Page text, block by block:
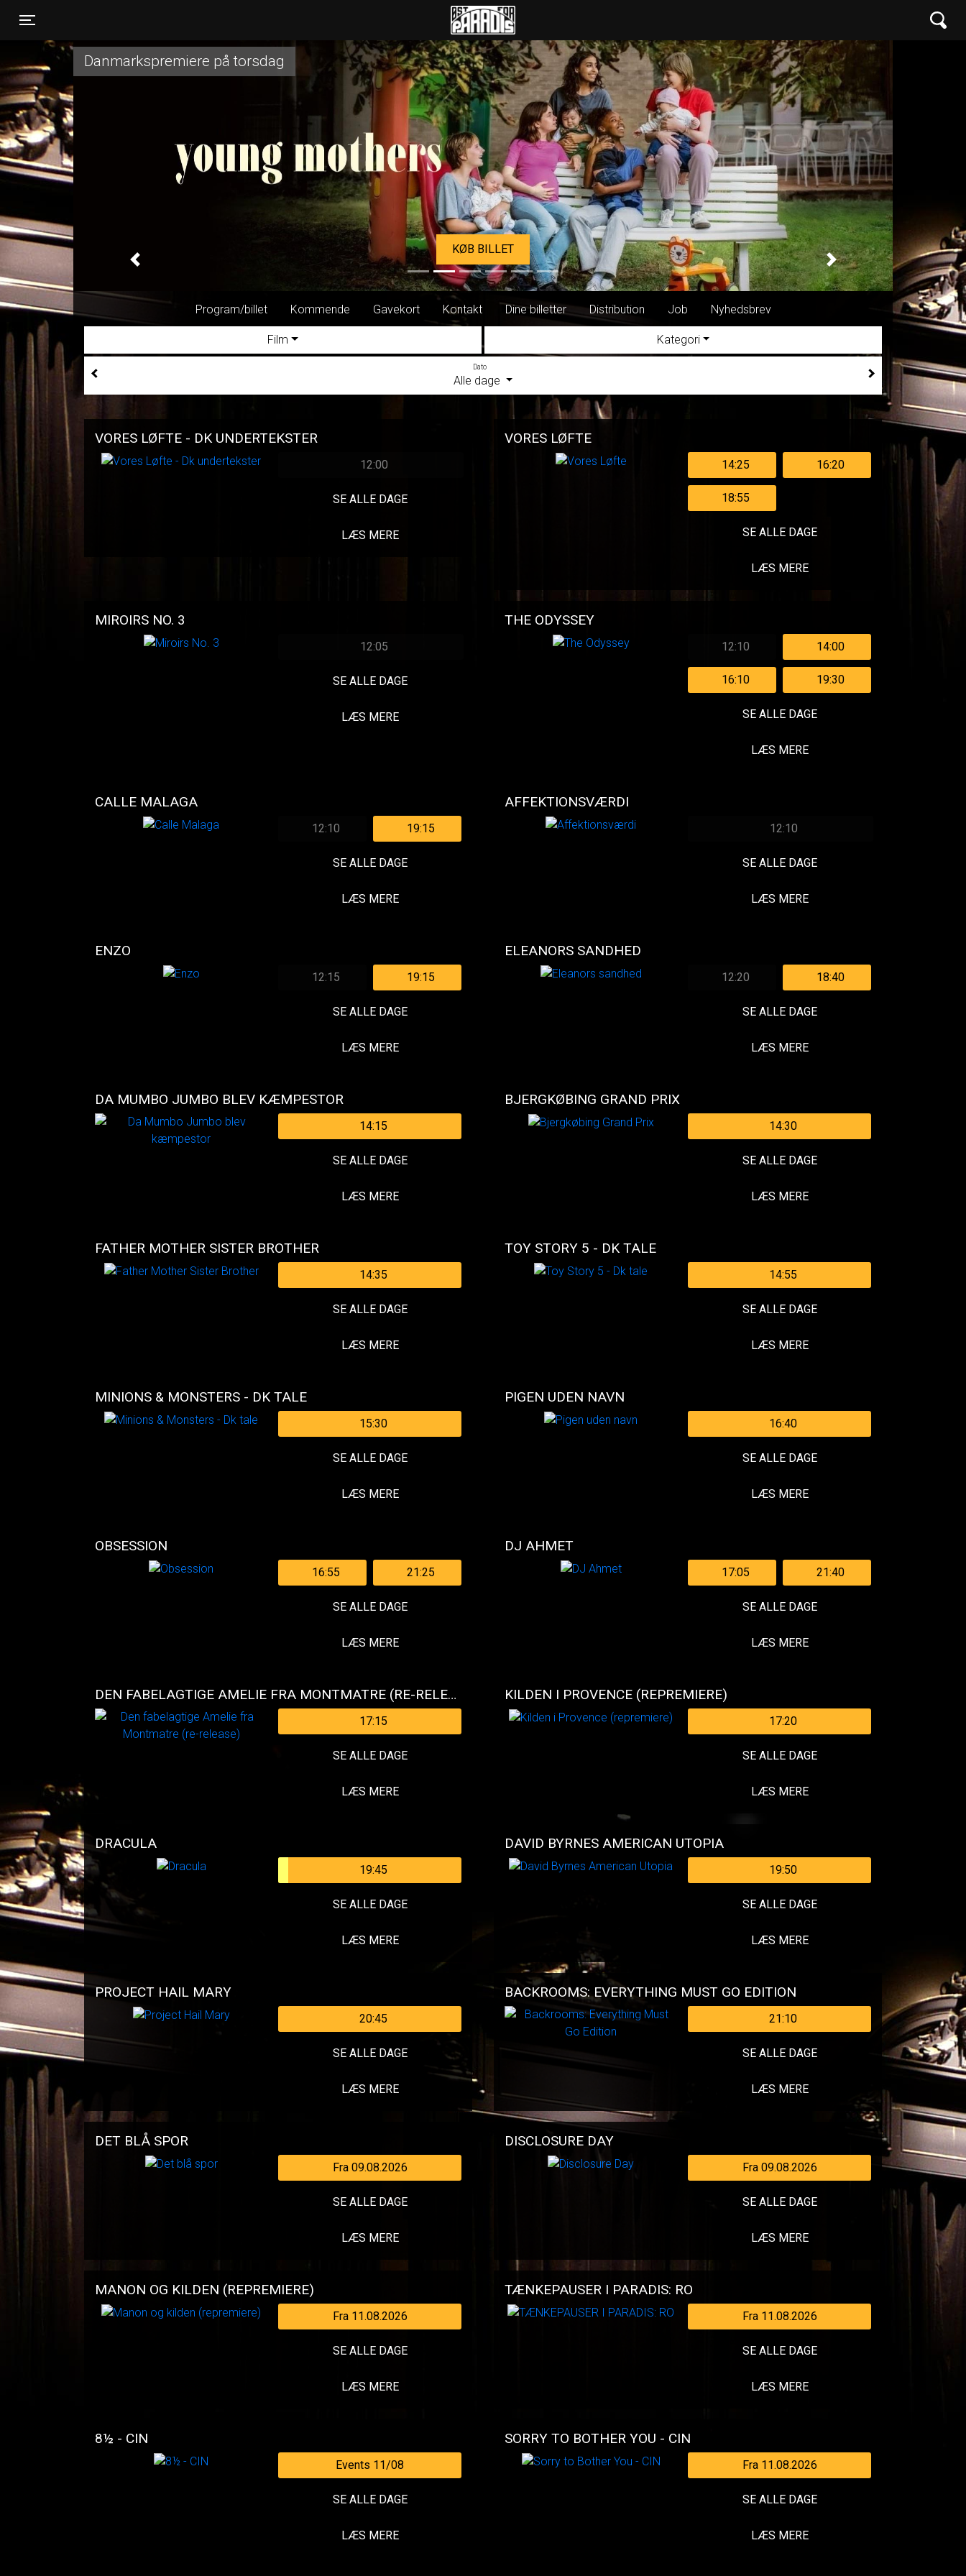
Øst for Paradis
Danmarkspremiere på torsdag
KØB BILLET
Previous
Next
Program/billet Kommende Gavekort Kontakt Dine billetter Distribution Job Nyhedsbrev
Film Kategori
Dato
Alle dage
VORES LØFTE - DK UNDERTEKSTER
12:00
SE ALLE DAGE
LÆS MERE
VORES LØFTE
14:25 16:20
18:55
SE ALLE DAGE
LÆS MERE
MIROIRS NO. 3
12:05
SE ALLE DAGE
LÆS MERE
THE ODYSSEY
12:10 14:00
16:10 19:30
SE ALLE DAGE
LÆS MERE
CALLE MALAGA
12:10 19:15
SE ALLE DAGE
LÆS MERE
AFFEKTIONSVÆRDI
12:10
SE ALLE DAGE
LÆS MERE
ENZO
12:15 19:15
SE ALLE DAGE
LÆS MERE
ELEANORS SANDHED
12:20 18:40
SE ALLE DAGE
LÆS MERE
DA MUMBO JUMBO BLEV KÆMPESTOR
14:15
SE ALLE DAGE
LÆS MERE
BJERGKØBING GRAND PRIX
14:30
SE ALLE DAGE
LÆS MERE
FATHER MOTHER SISTER BROTHER
14:35
SE ALLE DAGE
LÆS MERE
TOY STORY 5 - DK TALE
14:55
SE ALLE DAGE
LÆS MERE
MINIONS & MONSTERS - DK TALE
15:30
SE ALLE DAGE
LÆS MERE
PIGEN UDEN NAVN
16:40
SE ALLE DAGE
LÆS MERE
OBSESSION
16:55 21:25
SE ALLE DAGE
LÆS MERE
DJ AHMET
17:05 21:40
SE ALLE DAGE
LÆS MERE
DEN FABELAGTIGE AMELIE FRA MONTMATRE (RE-RELEASE)
17:15
SE ALLE DAGE
LÆS MERE
KILDEN I PROVENCE (REPREMIERE)
17:20
SE ALLE DAGE
LÆS MERE
DRACULA
19:45
SE ALLE DAGE
LÆS MERE
DAVID BYRNES AMERICAN UTOPIA
19:50
SE ALLE DAGE
LÆS MERE
PROJECT HAIL MARY
20:45
SE ALLE DAGE
LÆS MERE
BACKROOMS: EVERYTHING MUST GO EDITION
21:10
SE ALLE DAGE
LÆS MERE
DET BLÅ SPOR
Fra 09.08.2026
SE ALLE DAGE
LÆS MERE
DISCLOSURE DAY
Fra 09.08.2026
SE ALLE DAGE
LÆS MERE
MANON OG KILDEN (REPREMIERE)
Fra 11.08.2026
SE ALLE DAGE
LÆS MERE
TÆNKEPAUSER I PARADIS: RO
Fra 11.08.2026
SE ALLE DAGE
LÆS MERE
8½ - CIN
Events 11/08
SE ALLE DAGE
LÆS MERE
SORRY TO BOTHER YOU - CIN
Fra 11.08.2026
SE ALLE DAGE
LÆS MERE